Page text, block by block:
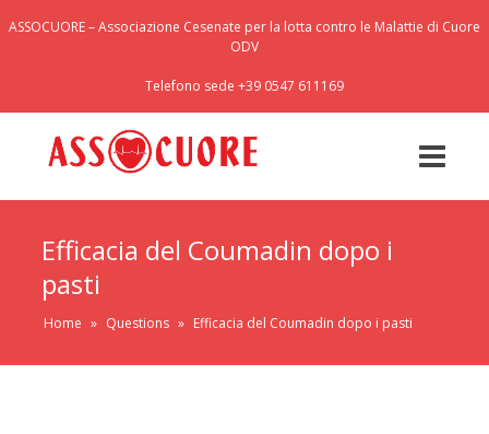
ASSOCUORE – Associazione Cesenate per la lotta contro le Malattie di Cuore
ODV
Telefono sede +39 0547 611169
Efficacia del Coumadin dopo i
pasti
Home » Questions » Efficacia del Coumadin dopo i pasti